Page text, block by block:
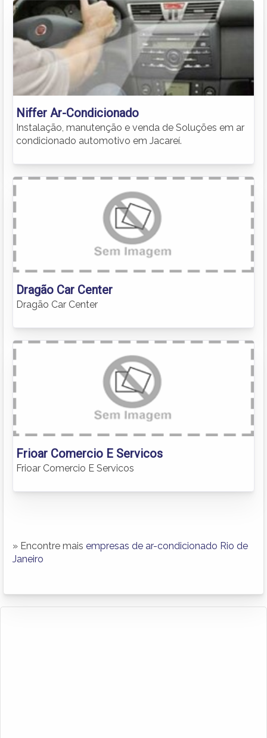
Niffer Ar-Condicionado
Instalação, manutenção e venda de Soluções em ar
condicionado automotivo em Jacareí.
Dragão Car Center
Dragão Car Center
Frioar Comercio E Servicos
Frioar Comercio E Servicos
» Encontre mais empresas de ar-condicionado Rio de
Janeiro